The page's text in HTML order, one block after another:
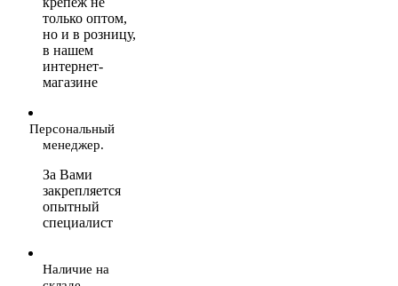
только оптом,
но и в розницу,
в нашем
интернет-
магазине
Персональный
менеджер.
За Вами
закрепляется
опытный
специалист
Наличие на